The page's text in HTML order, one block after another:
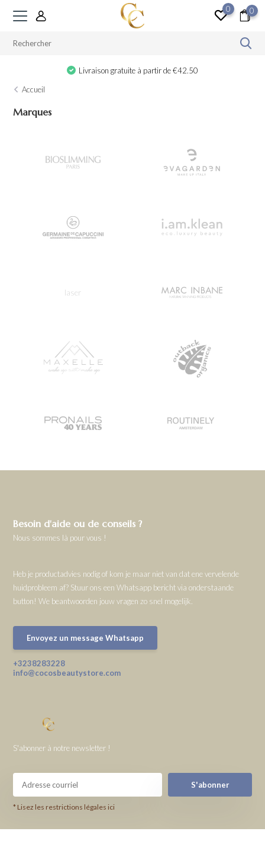
0 0
Livraison gratuite à partir de €42.50
Accueil
Marques
laser
Besoin d'aide ou de conseils ?
Nous sommes là pour vous !
Heb je productadvies nodig of kom je maar niet van dat ene vervelende
huidprobleem af? Stuur ons een Whatsapp bericht via onderstaande
button! We beantwoorden jouw vragen zo snel mogelijk.
Envoyez un message Whatsapp
+3238283228
info@cocosbeautystore.com
S'abonner à notre newsletter !
S'abonner
* Lisez les restrictions légales ici